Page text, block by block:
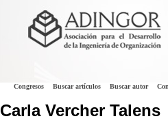
Congresos Buscar artículos Buscar autor
Carla Vercher Talens